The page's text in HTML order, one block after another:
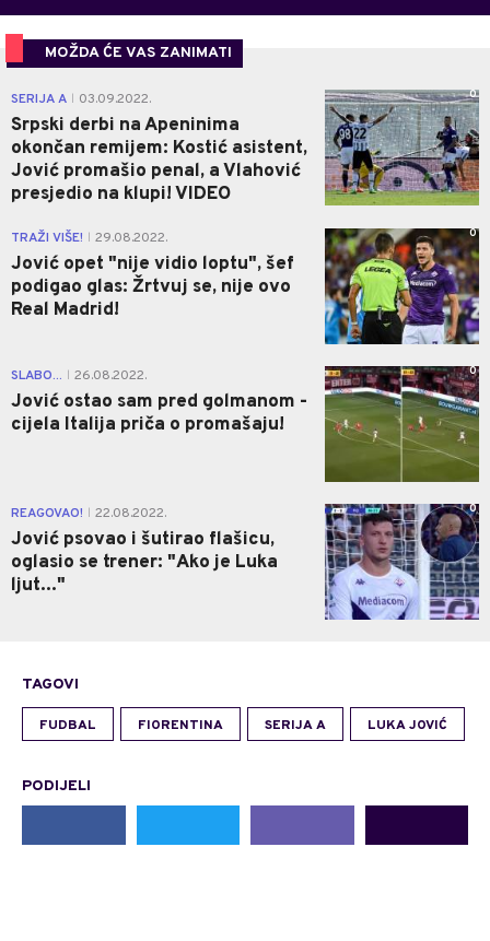
MOŽDA ĆE VAS ZANIMATI
SERIJA A 03.09.2022.
Srpski derbi na Apeninima
okončan remijem: Kostić asistent,
Jović promašio penal, a Vlahović
presjedio na klupi! VIDEO
0
TRAŽI VIŠE! 29.08.2022.
Jović opet "nije vidio loptu", šef
podigao glas: Žrtvuj se, nije ovo
Real Madrid!
0
SLABO... 26.08.2022.
Jović ostao sam pred golmanom -
cijela Italija priča o promašaju!
0
REAGOVAO! 22.08.2022.
Jović psovao i šutirao flašicu,
oglasio se trener: "Ako je Luka
ljut..."
0
TAGOVI
FUDBAL FIORENTINA SERIJA A LUKA JOVIĆ
PODIJELI